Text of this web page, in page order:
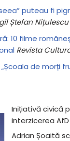
puteau fi
Ștefan Nițulescu
10 filme
Revista
de morți
Inițiativă civică
interzicerea
Adrian Șoaită